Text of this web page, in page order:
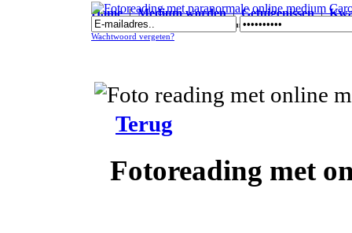
Home|Medium worden|Getuigenissen|
Fotoreading met paranormale online medium Caroline
Wachtwoord vergeten?
Terug
Fotoreading met